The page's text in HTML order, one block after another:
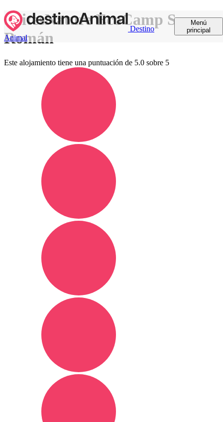
Destino
Animal
Menú
principal
SuitesNature EcoCamp San
Román
Este alojamiento tiene una puntuación de 5.0 sobre 5